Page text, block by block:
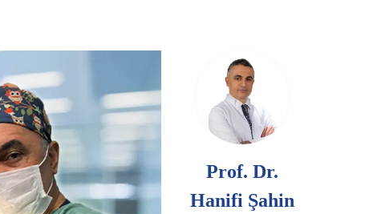
Prof. Dr.
Hanifi Şahin